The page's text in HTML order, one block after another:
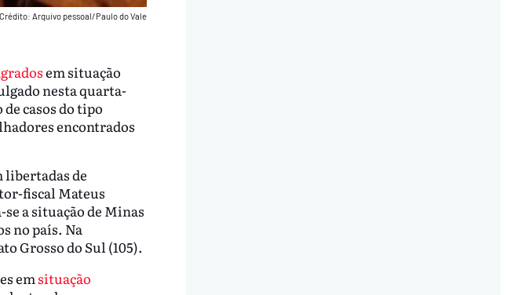
Crédito: Arquivo pessoal/Paulo do Vale
em situação
nesta quarta-
casos do tipo
encontrados
libertadas de
fiscal Mateus
a situação de Minas
no país. Na
Grosso do Sul (105).
emsituação